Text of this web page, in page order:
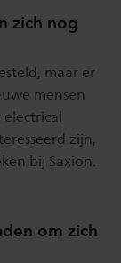
zich nog
maar er
mensen
zijn,
bij Saxion.
om zich